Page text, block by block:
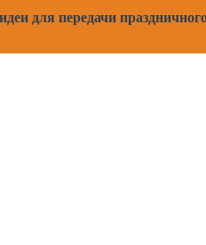
для передачи